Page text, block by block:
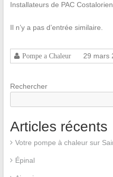
Installateurs de PAC
Il n’y a pas d’entrée similaire.
Pompe a Chaleur 29 mars
Rechercher
Articles récents
Votre pompe à chaleur sur
Épinal